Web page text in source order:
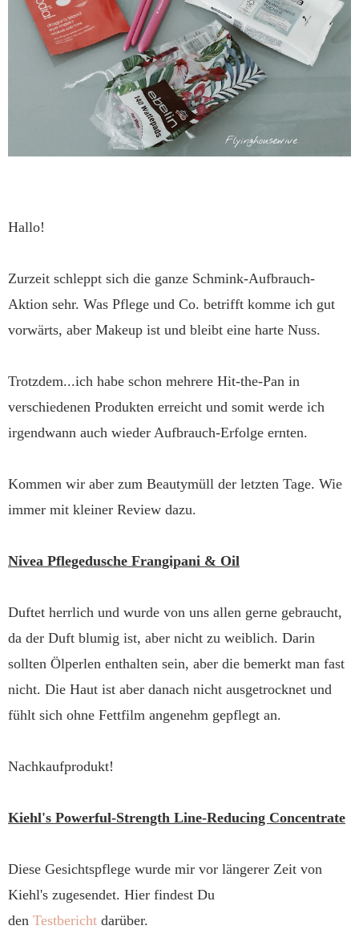
Hallo!
Zurzeit schleppt sich die ganze Schmink-Aufbrauch-
Aktion sehr. Was Pflege und Co. betrifft komme ich gut
vorwärts, aber Makeup ist und bleibt eine harte Nuss.
Trotzdem...ich habe schon mehrere Hit-the-Pan in
verschiedenen Produkten erreicht und somit werde ich
irgendwann auch wieder Aufbrauch-Erfolge ernten.
Kommen wir aber zum Beautymüll der letzten Tage. Wie
immer mit kleiner Review dazu.
Nivea Pflegedusche Frangipani & Oil
Duftet herrlich und wurde von uns allen gerne gebraucht,
da der Duft blumig ist, aber nicht zu weiblich. Darin
sollten Ölperlen enthalten sein, aber die bemerkt man fast
nicht. Die Haut ist aber danach nicht ausgetrocknet und
fühlt sich ohne Fettfilm angenehm gepflegt an.
Nachkaufprodukt!
Kiehl's Powerful-Strength Line-Reducing Concentrate
Diese Gesichtspflege wurde mir vor längerer Zeit von
Kiehl's zugesendet. Hier findest Du
den Testbericht darüber.